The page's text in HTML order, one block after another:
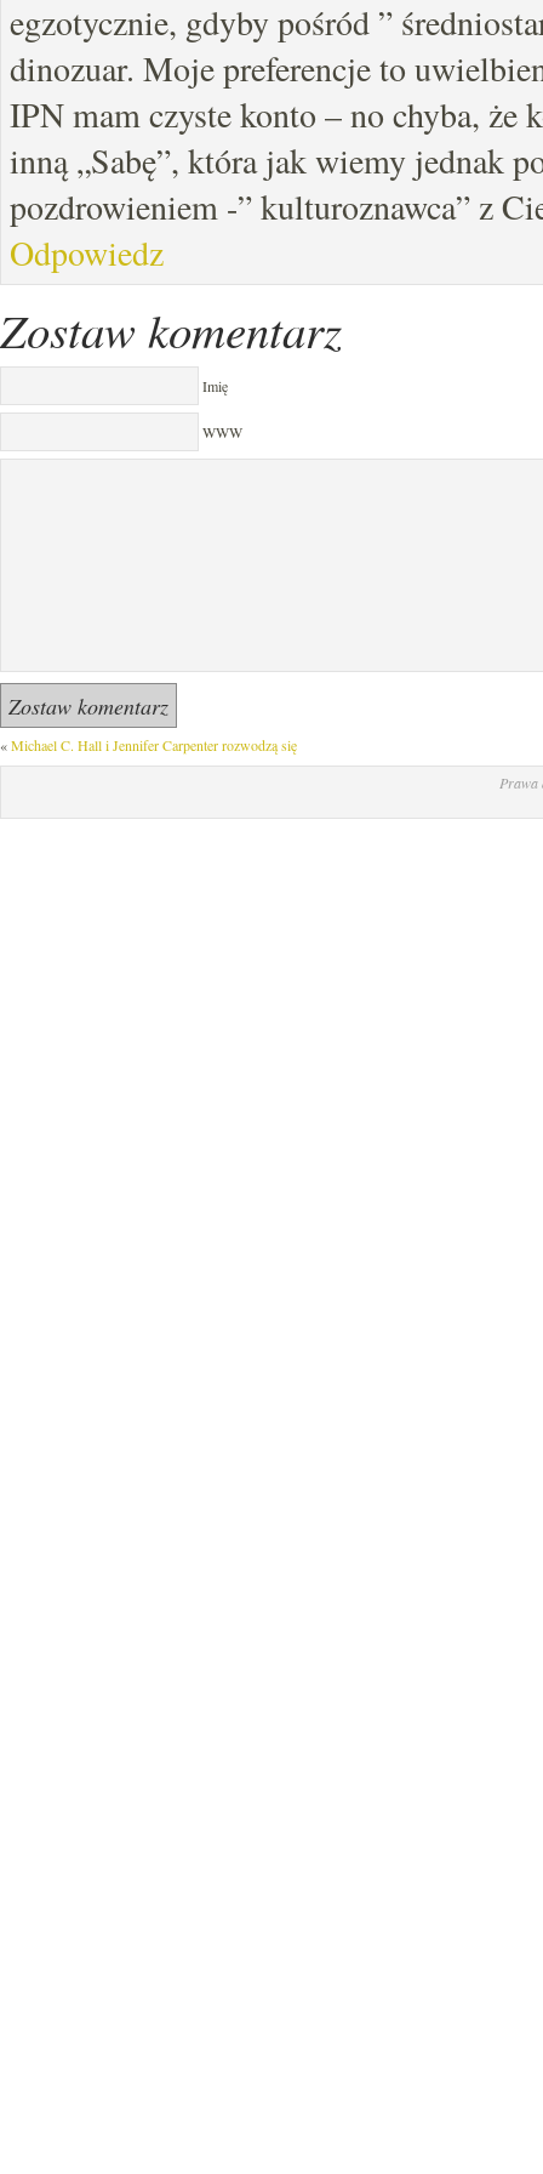
egzotycznie, gdyby pośród ”
dinozuar. Moje preferencje to
IPN mam czyste konto – no chyba, że
inną „Sabę”, która jak wiemy jednak
pozdrowieniem -” kulturoznawca” z
Odpowiedz
Zostaw komentarz
Imię
WWW
«Michael C. Hall i Jennifer Carpenter rozwodzą się